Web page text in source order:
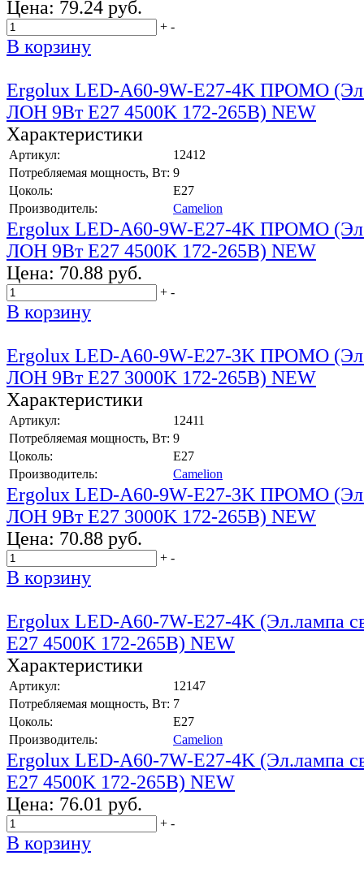
Цена: 79.24 руб.
+ -
В корзину
Ergolux LED-A60-9W-E27-4K ПРОМО
ЛОН 9Вт E27 4500K 172-265В) NEW
Характеристики
Артикул:
12412
Потребляемая мощность, Вт: 9
Цоколь:
E27
Производитель:
Camelion
Ergolux LED-A60-9W-E27-4K ПРОМО
ЛОН 9Вт E27 4500K 172-265В) NEW
Цена: 70.88 руб.
+ -
В корзину
Ergolux LED-A60-9W-E27-3K ПРОМО
ЛОН 9Вт E27 3000K 172-265В) NEW
Характеристики
Артикул:
12411
Потребляемая мощность, Вт: 9
Цоколь:
E27
Производитель:
Camelion
Ergolux LED-A60-9W-E27-3K ПРОМО
ЛОН 9Вт E27 3000K 172-265В) NEW
Цена: 70.88 руб.
+ -
В корзину
Ergolux LED-A60-7W-E27-4K (Эл.лампа
E27 4500K 172-265В) NEW
Характеристики
Артикул:
12147
Потребляемая мощность, Вт: 7
Цоколь:
E27
Производитель:
Camelion
Ergolux LED-A60-7W-E27-4K (Эл.лампа
E27 4500K 172-265В) NEW
Цена: 76.01 руб.
+ -
В корзину